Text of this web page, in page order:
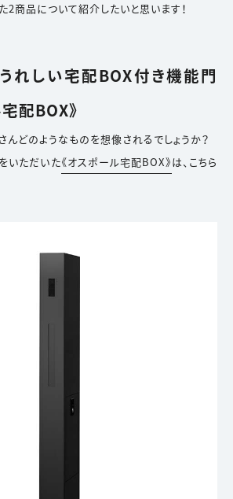
2商品について紹介したいと思います！
れしい宅配BOX付き機能門
配BOX》
んどのようなものを想像されるでしょうか？
いただいた《オスポール宅配BOX》は、こちら